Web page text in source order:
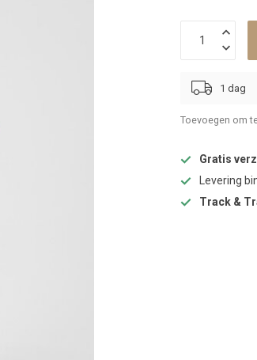
1 dag
Toevoegen om
Gratis
Levering
Track &